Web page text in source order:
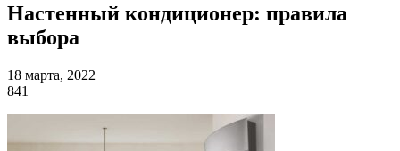
Настенный кондиционер: правила
выбора
18 марта, 2022
841